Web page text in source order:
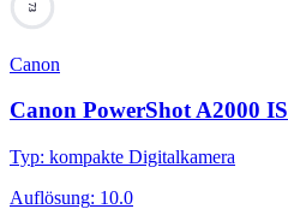
73
Canon
Canon PowerShot A2000 IS
Typ: kompakte Digitalkamera
Auflösung: 10.0